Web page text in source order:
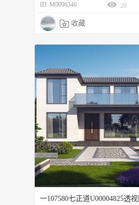
ID: M0096346 20
 收藏